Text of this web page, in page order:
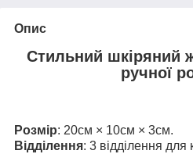
Опис
Стильний шкіряний
ручної
Розмір: 20см × 10см × 3см.
Відділення: 3 відділення для